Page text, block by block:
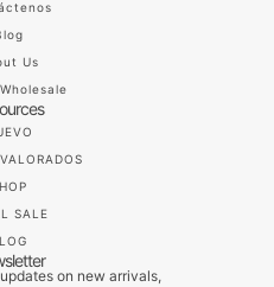
Us
SALE
on new arrivals,